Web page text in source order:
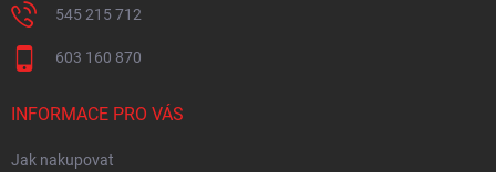
545 215 712
603 160 870
INFORMACE PRO VÁS
Jak nakupovat